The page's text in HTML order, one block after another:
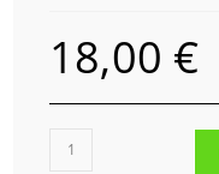
18,00 €
ΑΤΕΡΜΟΝΑΣ